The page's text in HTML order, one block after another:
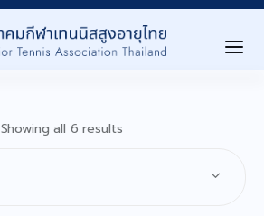
Showing all 6 results